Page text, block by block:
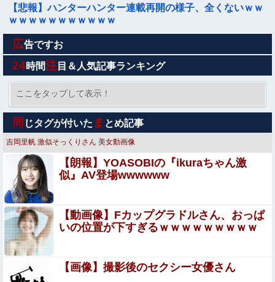
【悲報】ハンターハンター連載再開の様子、全くないｗｗ
ｗｗｗｗｗｗｗｗｗｗｗ
【艦これ】E3-3はスク水パーティでOk？
【悲報】イオンモールの通夜に来た幹部に遺族がブチ切れ
【超！閲覧注意】世界一危険な村、ガチで常軌を逸してい
ると話題に（動画あり）
東京五輪出場の元重量挙げ日本代表選手逮捕 コンビニで
卵2パックとしょうゆ1本(835円相当)万引きし店長をケガ
させたか
【悲報】娘(4)に嫁とsexしてるところみられた→娘が一
言・wwww
知人Aが卑劣なひき逃げ被害に遭遇し、ナンバーを特定し
ても犯人を捕まえられない警察への怒りと、その話を聞い
て「逃げた方が得じゃん」と言い放ったBの神経がわから
【画像】 見ただけで金玉がギュンギュン鳴り出すまん
さんがこちらｗｗｗｗ
広告ですお
24時間注 目＆人気記事ランキング
ここをタップして表示！
同 じタグが付いた ま とめ記事
吉岡里帆 激似そっくりさん 美女動画像
【朗報】YOASOBIの『ikuraちゃん激
似』AV登場wwwwww
【動画像】Fカップグラドルさん、おっぱ
いの位置が下すぎるｗｗｗｗｗｗｗｗｗ
【画像】撮影後のセクシー女優さん